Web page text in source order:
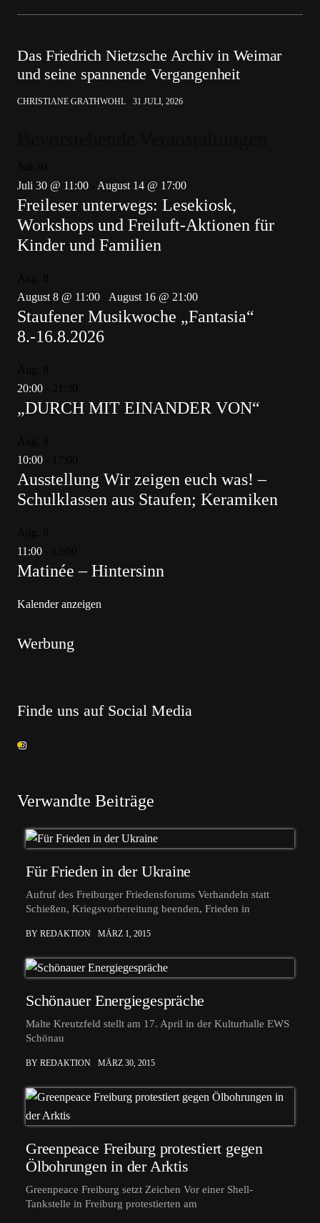
Das Friedrich Nietzsche Archiv in Weimar
und seine spannende Vergangenheit
CHRISTIANE GRATHWOHL 31 JULI, 2026
Juli 30 @ 11:00
August 14 @ 17:00
Freileser unterwegs: Lesekiosk,
Workshops und Freiluft-Aktionen für
Kinder und Familien
August 8 @ 11:00
August 16 @ 21:00
Staufener Musikwoche „Fantasia“
8.-16.8.2026
20:00
„DURCH MIT EINANDER VON“
10:00
Ausstellung Wir zeigen euch was! –
Schulklassen aus Staufen; Keramiken
11:00
Matinée – Hintersinn
Kalender anzeigen
Werbung
Finde uns auf Social Media
Verwandte Beiträge
Für Frieden in der Ukraine
Aufruf des Freiburger Friedensforums Verhandeln statt
Schießen, Kriegsvorbereitung beenden, Frieden in
BY REDAKTION MÄRZ 1, 2015
Schönauer Energiegespräche
Malte Kreutzfeld stellt am 17. April in der Kulturhalle EWS
Schönau
BY REDAKTION MÄRZ 30, 2015
Greenpeace Freiburg protestiert gegen
Ölbohrungen in der Arktis
Greenpeace Freiburg setzt Zeichen Vor einer Shell-
Tankstelle in Freiburg protestierten am